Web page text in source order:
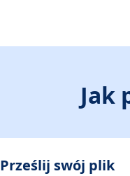
Jak
Prześlij swój plik